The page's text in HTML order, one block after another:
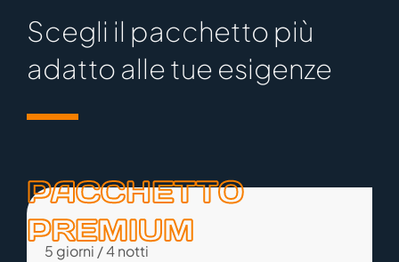
Scegli il pacchetto più
adatto alle tue esigenze
PACCHETTO
PREMIUM
5 giorni / 4 notti